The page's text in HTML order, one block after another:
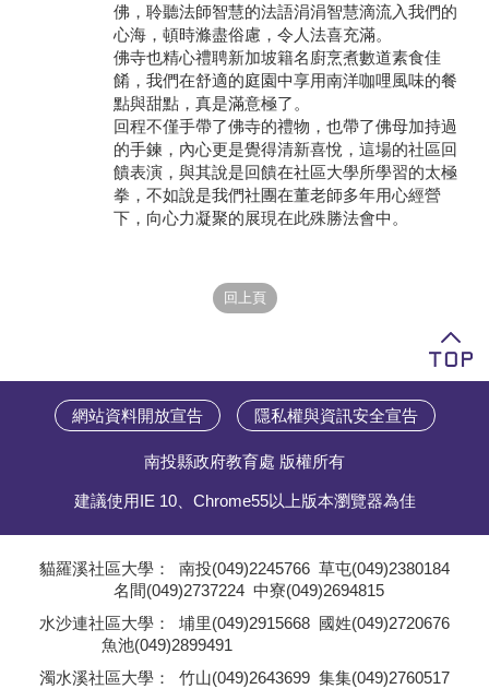
佛，聆聽法師智慧的法語涓涓智慧滴流入我們的
心海，頓時滌盡俗慮，令人法喜充滿。
佛寺也精心禮聘新加坡籍名廚烹煮數道素食佳
餚，我們在舒適的庭園中享用南洋咖哩風味的餐
點與甜點，真是滿意極了。
回程不僅手帶了佛寺的禮物，也帶了佛母加持過
的手鍊，內心更是覺得清新喜悅，這場的社區回
饋表演，與其說是回饋在社區大學所學習的太極
拳，不如說是我們社團在董老師多年用心經營
下，向心力凝聚的展現在此殊勝法會中。
網站資料開放宣告 隱私權與資訊安全宣告
南投縣政府教育處 版權所有
建議使用IE 10、Chrome55以上版本瀏覽器為佳
貓羅溪社區大學： 南投(049)2245766 草屯(049)2380184
名間(049)2737224 中寮(049)2694815
水沙連社區大學： 埔里(049)2915668 國姓(049)2720676
魚池(049)2899491
濁水溪社區大學： 竹山(049)2643699 集集(049)2760517